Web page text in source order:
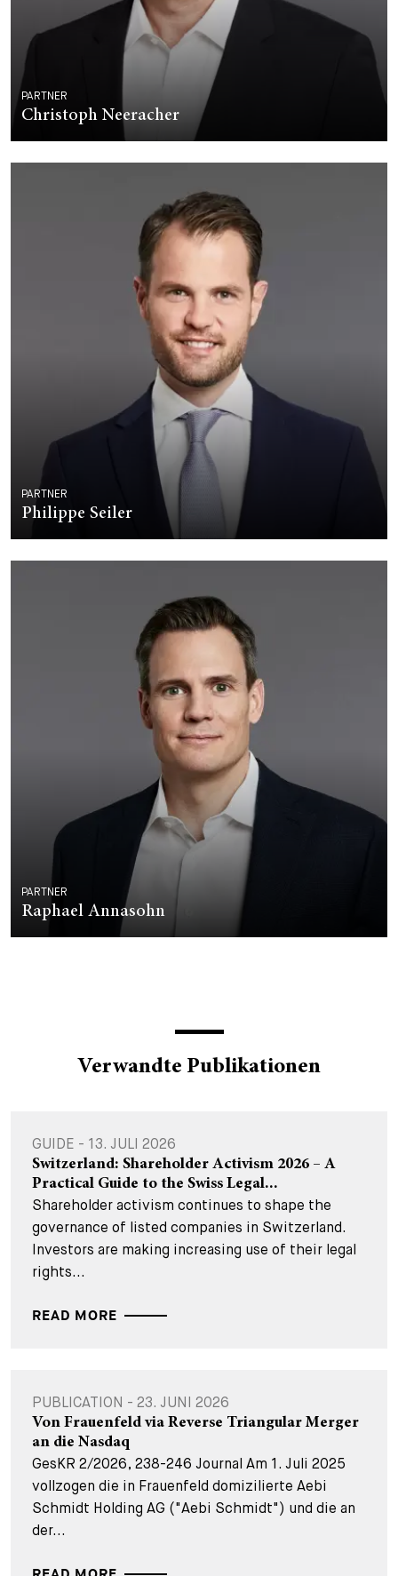
PARTNER
Christoph Neeracher
PARTNER
Philippe Seiler
PARTNER
Raphael Annasohn
Verwandte Publikationen
GUIDE - 13. JULI 2026
Switzerland: Shareholder Activism 2026 – A
Practical Guide to the Swiss Legal...
Shareholder activism continues to shape the
governance of listed companies in Switzerland.
Investors are making increasing use of their legal
rights...
READ MORE
PUBLICATION - 23. JUNI 2026
Von Frauenfeld via Reverse Triangular Merger
an die Nasdaq
GesKR 2/2026, 238-246 Journal Am 1. Juli 2025
vollzogen die in Frauenfeld domizilierte Aebi
Schmidt Holding AG ("Aebi Schmidt") und die an
der...